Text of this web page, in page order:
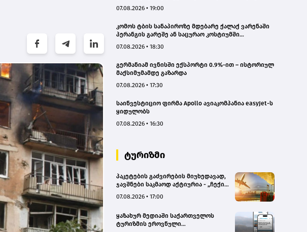
07.08.2026 • 19:00
კომოს ტბის სანაპიროზე მდებარე ქალაქ ვარენაში
პერანგის გარეშე ან საცურაო კოსტიუმში
მოუწევთ
07.08.2026 • 18:30
გერმანიამ ივნისში ექსპორტი 0.9%-ით – ისტორიულ
მაქსიმუმამდე გაზარდა
07.08.2026 • 17:30
საინვესტიციო ფირმა Apollo ავიაკომპანია easyJet-ს
ყიდულობს
07.08.2026 • 16:30
ტურიზმი
პაკეტების გაძვირების მიუხედავად,
ჯავშნები საკმაოდ აქტიურია - „ჩექინ
07.08.2026 • 17:00
ყაზახურ მედიაში საქართველოს
ტურიზმის ეროვნული